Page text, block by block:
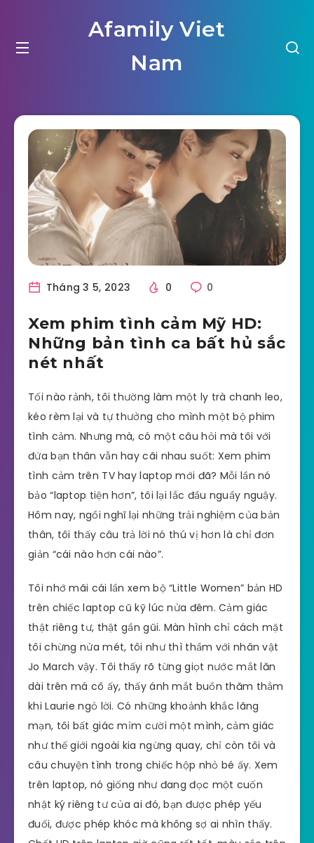
Afamily Viet
Nam
Tháng 3 5, 2023 0 0
Xem phim tình cảm Mỹ HD:
Những bản tình ca bất hủ sắc
nét nhất
Tối nào rảnh, tôi thường làm một ly trà chanh leo,
kéo rèm lại và tự thưởng cho mình một bộ phim
tình cảm. Nhưng mà, có một câu hỏi mà tôi với
đứa bạn thân vẫn hay cãi nhau suốt: Xem phim
tình cảm trên TV hay laptop mới đã? Mỗi lần nó
bảo “laptop tiện hơn”, tôi lại lắc đầu nguầy nguậy.
Hôm nay, ngồi nghĩ lại những trải nghiệm của bản
thân, tôi thấy câu trả lời nó thú vị hơn là chỉ đơn
giản “cái nào hơn cái nào”.
Tôi nhớ mãi cái lần xem bộ “Little Women” bản HD
trên chiếc laptop cũ kỹ lúc nửa đêm. Cảm giác
thật riêng tư, thật gần gũi. Màn hình chỉ cách mặt
tôi chừng nửa mét, tôi như thì thầm với nhân vật
Jo March vậy. Tôi thấy rõ từng giọt nước mắt lăn
dài trên má cô ấy, thấy ánh mắt buồn thăm thẳm
khi Laurie ngỏ lời. Có những khoảnh khắc lãng
mạn, tôi bất giác mỉm cười một mình, cảm giác
như thế giới ngoài kia ngừng quay, chỉ còn tôi và
câu chuyện tình trong chiếc hộp nhỏ bé ấy. Xem
trên laptop, nó giống như đang đọc một cuốn
nhật ký riêng tư của ai đó, bạn được phép yếu
đuối, được phép khóc mà không sợ ai nhìn thấy.